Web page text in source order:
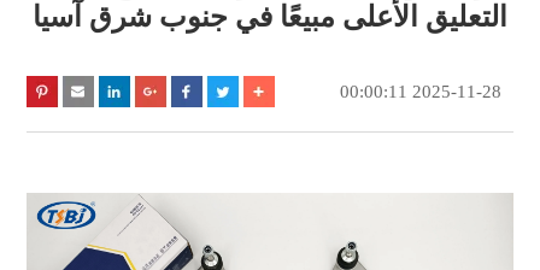
التعليق الأعلى مبيعًا في جنوب شرق آسيا
2025-11-28 00:00:11